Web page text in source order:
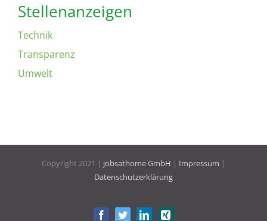
Stellenanzeigen
Technik
Transparenz
Umwelt
Copyright 2021 | jobsathome GmbH | Impressum |
Datenschutzerklärung
FacebookTwitterLinkedInXing